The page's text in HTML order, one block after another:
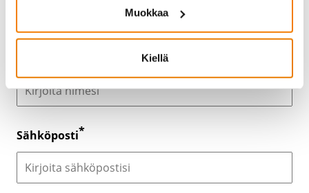
Muokkaa
Kiellä
Wurth HSG 5 pro putoamissuojain/ turvatarrain
Sähköposti